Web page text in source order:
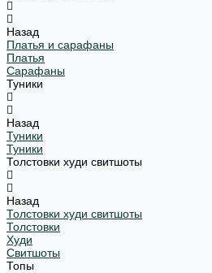
Назад
Платья и сарафаны
Платья
Сарафаны
Туники
Назад
Туники
Туники
Толстовки худи свитшоты
Назад
Толстовки худи свитшоты
Толстовки
Худи
Свитшоты
Топы